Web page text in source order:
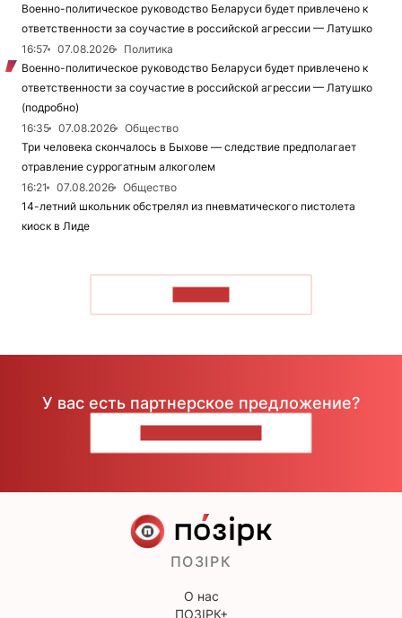
Военно-политическое руководство Беларуси будет привлечено к
ответственности за соучастие в российской агрессии — Латушко
16:57
07.08.2026
Политика
Военно-политическое руководство Беларуси будет привлечено к
ответственности за соучастие в российской агрессии — Латушко
(подробно)
16:35
07.08.2026
Общество
Три человека скончалось в Быхове — следствие предполагает
отравление суррогатным алкоголем
16:21
07.08.2026
Общество
14-летний школьник обстрелял из пневматического пистолета
киоск в Лиде
У вас есть партнерское предложение?
ПОЗІРК
О нас
ПОЗІРК+